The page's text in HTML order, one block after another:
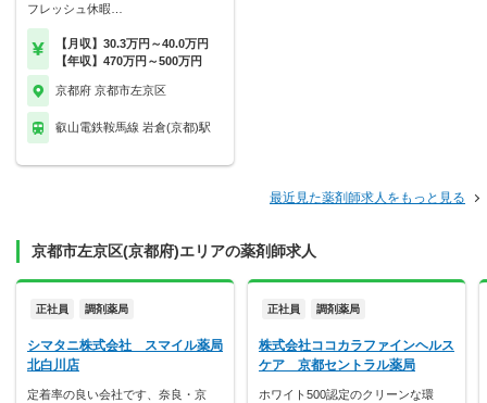
フレッシュ休暇…
【月収】30.3万円～40.0万円
【年収】470万円～500万円
京都府 京都市左京区
叡山電鉄鞍馬線 岩倉(京都)駅
最近見た薬剤師求人をもっと見る
京都市左京区(京都府)エリアの薬剤師求人
正社員 調剤薬局
シマタニ株式会社 スマイル薬局
北白川店
定着率の良い会社です、奈良・京
正社員 調剤薬局
株式会社ココカラファインヘルス
ケア 京都セントラル薬局
ホワイト500認定のクリーンな環